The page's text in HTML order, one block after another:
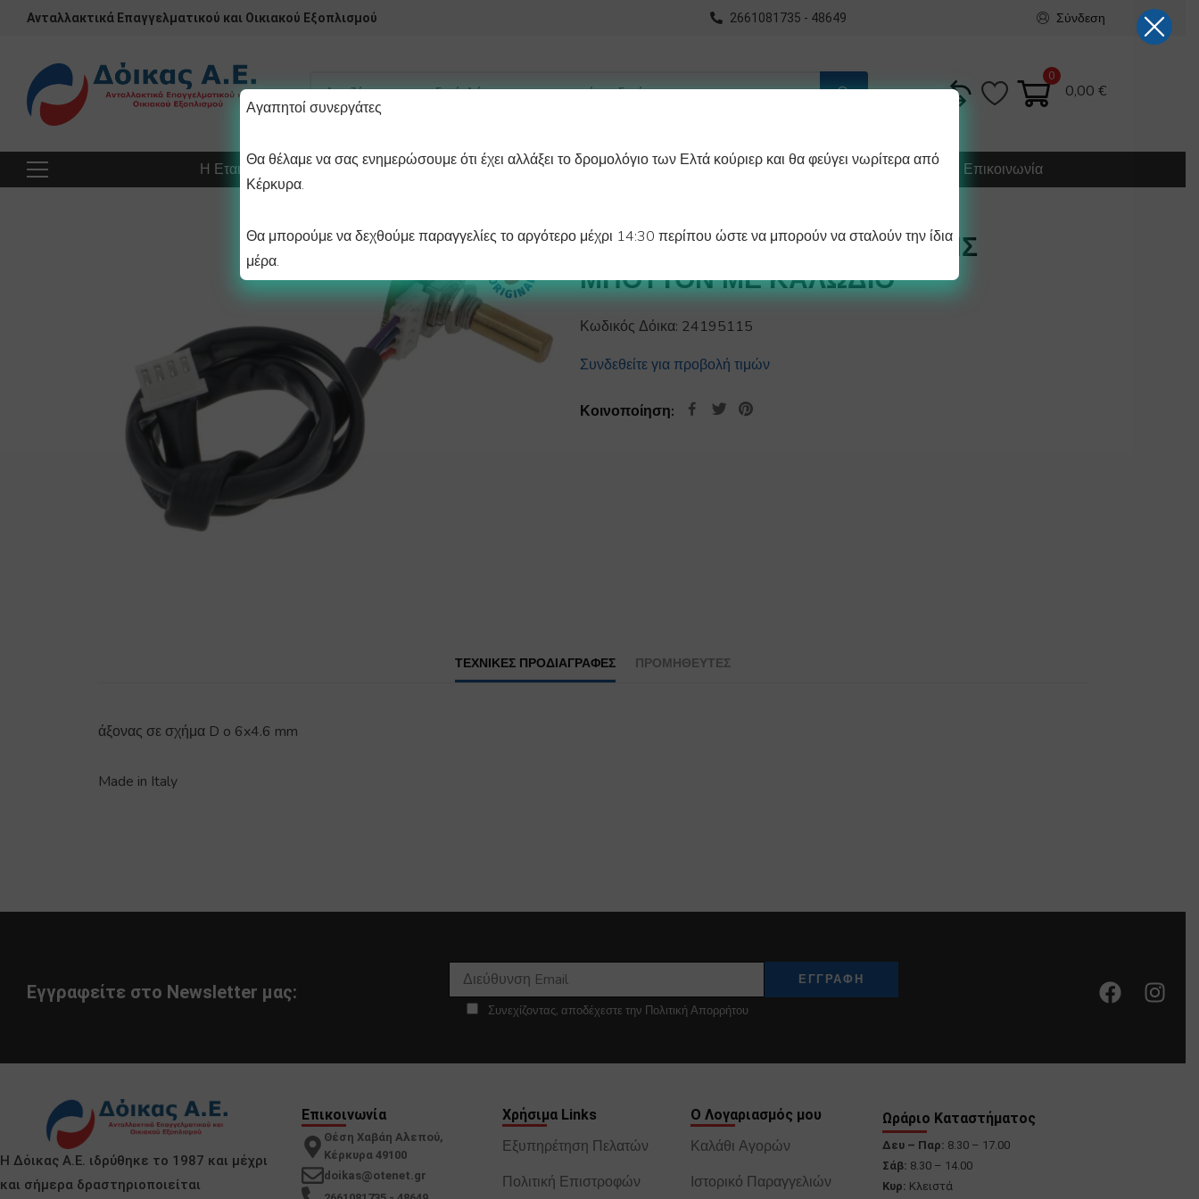
Ανταλλακτικά Επαγγελματικού και Οικιακού Εξοπλισμού 2661081735 - 48649 Σύνδεση
0
0,00€
Η Εταιρεία Προϊόντα Προχωρημένη Αναζήτηση Διαγράμματα Λάστιχα Ψυγείου Κατασκευή Οδηγίες Επικοινωνία
ΠΟΤΕNΣΙΟΜΕΤΡΟ ΡΟΟΣΤΑΤΗΣ
ΜΠΟΥΤΟΝ ΜΕ ΚΑΛΩΔΙΟ
Κωδικός Δόικα: 24195115
Συνδεθείτε για προβολή τιμών
Κοινοποίηση:
ΤΕΧΝΙΚΕΣ ΠΡΟΔΙΑΓΡΑΦΕΣ ΠΡΟΜΗΘΕΥΤΕΣ
άξονας σε σχήμα D o 6x4.6 mm
Made in Italy
Εγγραφείτε στο Newsletter μας:
Συνεχίζοντας, αποδέχεστε την Πολιτική Απορρήτου
Η Δόικας Α.Ε. ιδρύθηκε το 1987 και μέχρι
και σήμερα δραστηριοποιείται
Επικοινωνία
Θέση Χαβάη Αλεπού,
Κέρκυρα 49100
doikas@otenet.gr
Χρήσιμα Links
Εξυπηρέτηση Πελατών
Πολιτική Επιστροφών
Ο Λογαριασμός μου
Καλάθι Αγορών
Ιστορικό Παραγγελιών
Ωράριο Καταστήματος
Δευ – Παρ: 8.30 – 17.00
Σάβ: 8.30 – 14.00
Κυρ: Κλειστά
Αγαπητοί συνεργάτες
Θα θέλαμε να σας ενημερώσουμε ότι έχει αλλάξει το δρομολόγιο των Ελτά κούριερ και θα φεύγει νωρίτερα από
Κέρκυρα.
Θα μπορούμε να δεχθούμε παραγγελίες το αργότερο μέχρι 14:30 περίπου ώστε να μπορούν να σταλούν την ίδια
μέρα.